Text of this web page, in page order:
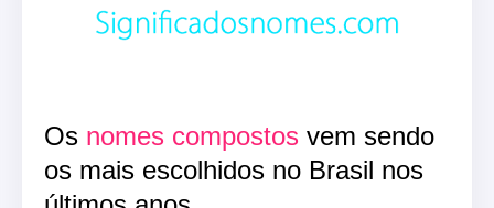
Os nomes compostos vem sendo
os mais escolhidos no Brasil nos